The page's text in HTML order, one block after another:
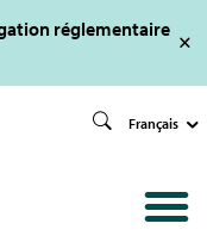
réglementaire
Français